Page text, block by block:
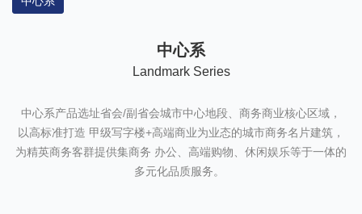
中心系
Landmark Series
中心系产品选址省会/副省会城市中心地段、商务商业核心区域，
以高标准打造 甲级写字楼+高端商业为业态的城市商务名片建筑，
为精英商务客群提供集商务 办公、高端购物、休闲娱乐等于一体的
多元化品质服务。